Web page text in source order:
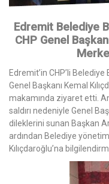
Edremit Belediye
CHP Genel
Edremit’in CHP’li
Genel Başkanı Kemal
makamında ziyaret etti.
saldırı nedeniyle Genel
dileklerini sunan Başkan
ardından Belediye
Kılıçdaroğlu’na